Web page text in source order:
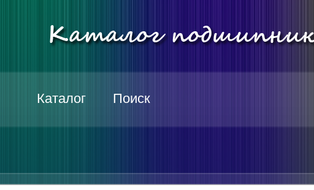
Каталог Поиск